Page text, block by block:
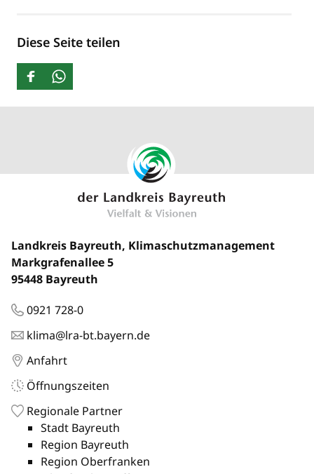
Diese Seite teilen
Landkreis Bayreuth, Klimaschutzmanagement
Markgrafenallee 5
95448 Bayreuth
0921 728-0
klima@lra-bt.bayern.de
Anfahrt
Öffnungszeiten
Regionale Partner
Stadt Bayreuth
Region Bayreuth
Region Oberfranken